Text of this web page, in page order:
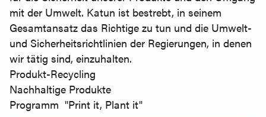
mit der Umwelt. Katun ist bestrebt, in seinem
Gesamtansatz das Richtige zu tun und die Umwelt-
und Sicherheitsrichtlinien der Regierungen, in denen
wir tätig sind, einzuhalten.
Produkt-Recycling
Nachhaltige Produkte
Programm "Print it, Plant it"